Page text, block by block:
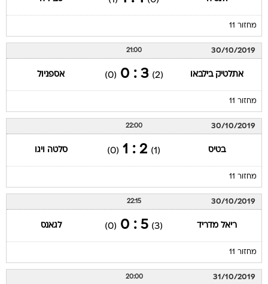
מחזור 11
30/10/2019
21:00
אתלטיק בילבאו (2)
3 : 0
(0) אספניול
מחזור 11
30/10/2019
22:00
בטיס (1)
2 : 1
(0) סלטה ויגו
מחזור 11
30/10/2019
22:15
ריאל מדריד (3)
5 : 0
(0) לגאנס
מחזור 11
31/10/2019
20:00